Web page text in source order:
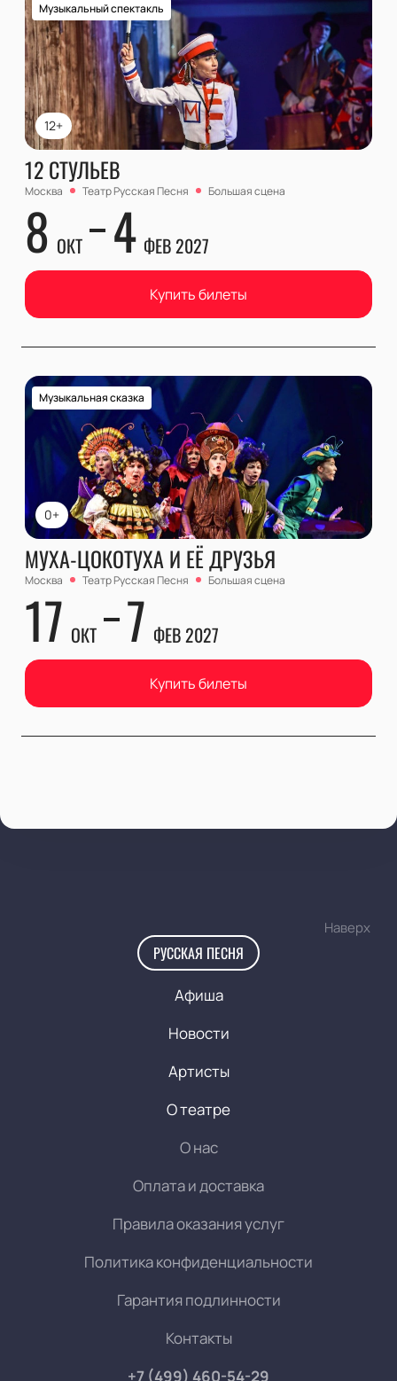
12+
Музыкальный спектакль
12 СТУЛЬЕВ
Москва Театр Русская Песня Большая сцена
8 ОКТ 4 ФЕВ 2027
Купить билеты
0+
Музыкальная сказка
МУХА-ЦОКОТУХА И ЕЁ ДРУЗЬЯ
Москва Театр Русская Песня Большая сцена
17 ОКТ 7 ФЕВ 2027
Купить билеты
Наверх
РУССКАЯ ПЕСНЯ
Афиша
Новости
Артисты
О театре
О нас
Оплата и доставка
Правила оказания услуг
Политика конфиденциальности
Гарантия подлинности
Контакты
+7 (499) 460-54-29